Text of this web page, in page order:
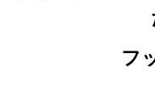
フ